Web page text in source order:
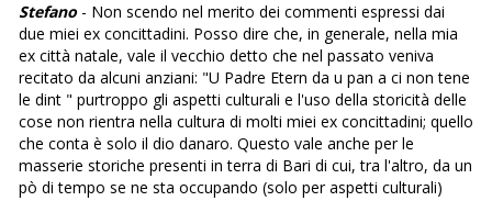
Stefano- Non scendo nel merito dei commenti espressi dai
due miei ex concittadini. Posso dire che, in generale, nella mia
ex città natale, vale il vecchio detto che nel passato veniva
recitato da alcuni anziani: "U Padre Etern da u pan a ci non tene
le dint " purtroppo gli aspetti culturali e l'uso della storicità delle
cose non rientra nella cultura di molti miei ex concittadini; quello
che conta è solo il dio danaro. Questo vale anche per le
masserie storiche presenti in terra di Bari di cui, tra l'altro, da un
pò di tempo se ne sta occupando (solo per aspetti culturali)